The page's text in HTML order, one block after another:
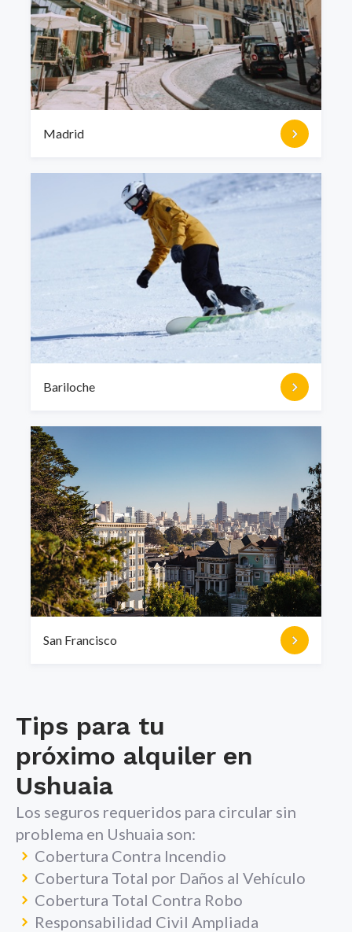
Madrid
Bariloche
San Francisco
Tips para tu
próximo alquiler en
Ushuaia
Los seguros requeridos para circular sin
problema en Ushuaia son:
Cobertura Contra Incendio
Cobertura Total por Daños al Vehículo
Cobertura Total Contra Robo
Responsabilidad Civil Ampliada